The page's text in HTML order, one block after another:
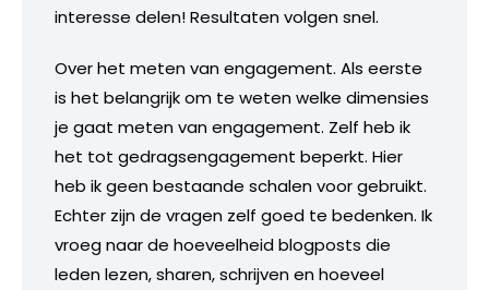
interesse delen! Resultaten volgen snel.
Over het meten van engagement. Als eerste
is het belangrijk om te weten welke dimensies
je gaat meten van engagement. Zelf heb ik
het tot gedragsengagement beperkt. Hier
heb ik geen bestaande schalen voor gebruikt.
Echter zijn de vragen zelf goed te bedenken. Ik
vroeg naar de hoeveelheid blogposts die
leden lezen, sharen, schrijven en hoeveel